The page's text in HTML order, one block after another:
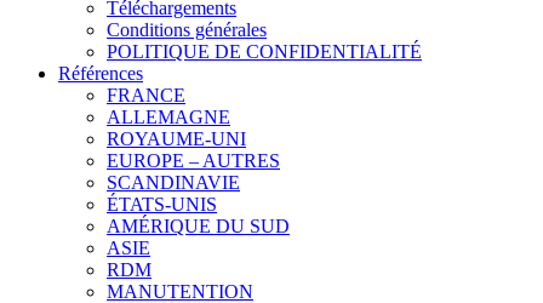
Téléchargements
Conditions générales
POLITIQUE DE CONFIDENTIALITÉ
Références
FRANCE
ALLEMAGNE
ROYAUME-UNI
EUROPE – AUTRES
SCANDINAVIE
ÉTATS-UNIS
AMÉRIQUE DU SUD
ASIE
RDM
MANUTENTION